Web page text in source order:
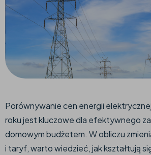
Porównywanie cen energii
roku jest kluczowe dla efektywnego
domowym budżetem. W obliczu
i taryf, warto wiedzieć, jak kształtują